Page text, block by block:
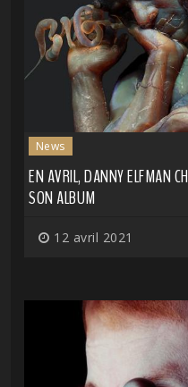
News
EN AVRIL, DANNY ELFMAN
SON ALBUM
12 avril 2021